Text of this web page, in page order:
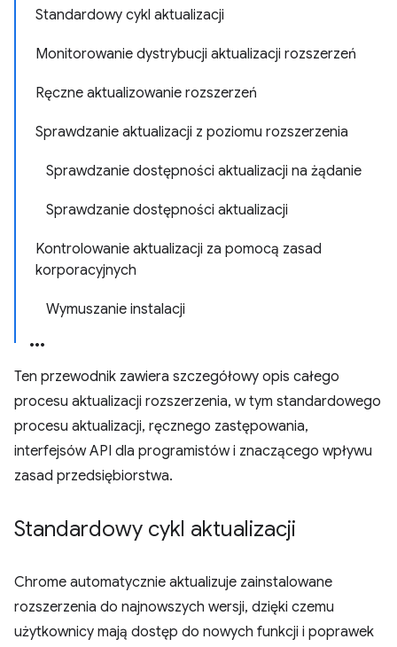
Standardowy cykl aktualizacji
Monitorowanie dystrybucji aktualizacji rozszerzeń
Ręczne aktualizowanie rozszerzeń
Sprawdzanie aktualizacji z poziomu rozszerzenia
Sprawdzanie dostępności aktualizacji na żądanie
Sprawdzanie dostępności aktualizacji
Kontrolowanie aktualizacji za pomocą zasad
korporacyjnych
Wymuszanie instalacji
Ten przewodnik zawiera szczegółowy opis całego
procesu aktualizacji rozszerzenia, w tym standardowego
procesu aktualizacji, ręcznego zastępowania,
interfejsów API dla programistów i znaczącego wpływu
zasad przedsiębiorstwa.
Standardowy cykl aktualizacji
Chrome automatycznie aktualizuje zainstalowane
rozszerzenia do najnowszych wersji, dzięki czemu
użytkownicy mają dostęp do nowych funkcji i poprawek